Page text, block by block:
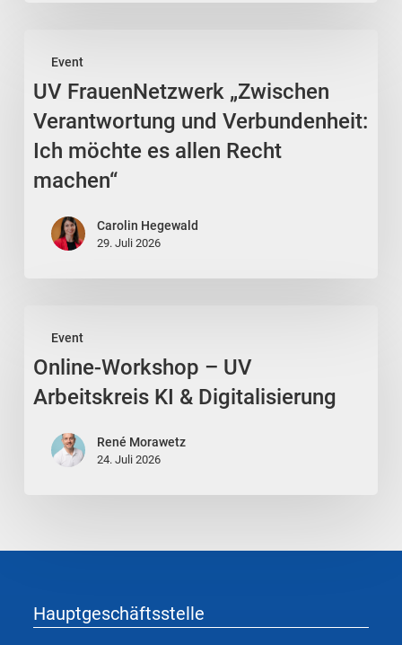
Event
FrauenNetzwerk
„Zwischen
Verantwortung
und
Verbundenheit:
Ich
möchte
UV FrauenNetzwerk „Zwischen
Verantwortung und Verbundenheit:
Ich möchte es allen Recht
machen“
Carolin Hegewald
29. Juli 2026
Event
Workshop
–
UV
Digitalisierung
Online-Workshop – UV
Arbeitskreis KI & Digitalisierung
René Morawetz
24. Juli 2026
Hauptgeschäftsstelle